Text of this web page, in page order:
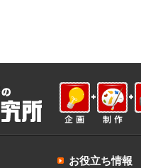
お役立ち情報